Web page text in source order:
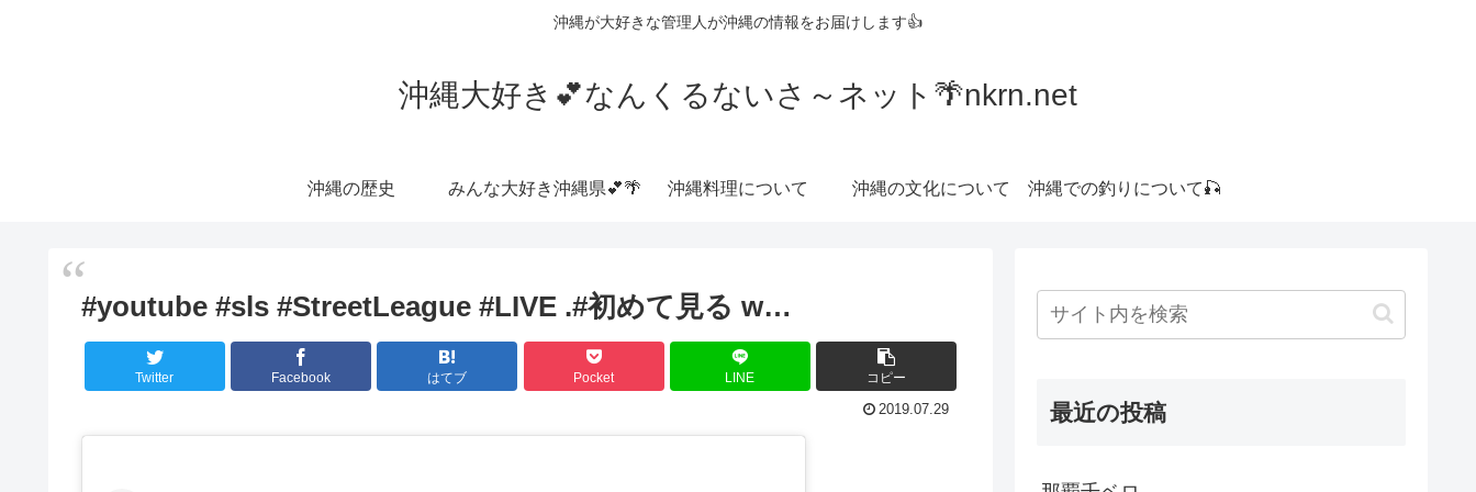
沖縄が大好きな管理人が沖縄の情報をお届けします👍
沖縄大好き💕なんくるないさ～ネット🌴nkrn.net
沖縄の歴史 みんな大好き沖縄県💕🌴 沖縄料理について 沖縄の文化について 沖縄での釣りについて🎣
#youtube #sls #StreetLeague #LIVE .#初めて見る w…
Twitter Facebook はてブ Pocket LINE コピー
2019.07.29 最近の投稿